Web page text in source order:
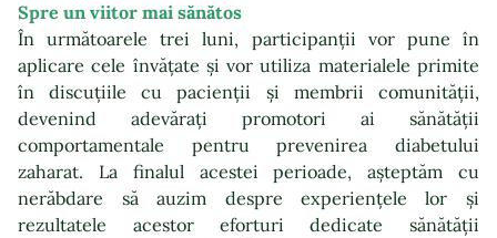
Spre un viitor mai sănătos
În următoarele trei luni, participanții vor pune în
aplicare cele învățate și vor utiliza materialele primite
în discuțiile cu pacienții și membrii comunității,
devenind adevărați promotori ai sănătății
comportamentale pentru prevenirea diabetului
zaharat. La finalul acestei perioade, așteptăm cu
nerăbdare să auzim despre experiențele lor și
rezultatele acestor eforturi dedicate sănătății